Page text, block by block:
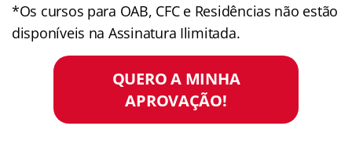
*Os cursos para OAB, CFC e Residências não estão
disponíveis na Assinatura Ilimitada.
QUERO A MINHA
APROVAÇÃO!